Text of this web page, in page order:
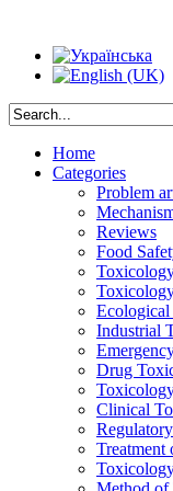
Home
Categories
Problem
Reviews
Food
Industrial
Drug
Clinical
Treatment